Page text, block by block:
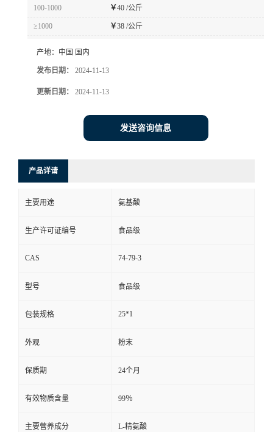
100-1000 ￥40 /公斤
≥1000 ￥38 /公斤
产地： 中国 国内
发布日期： 2024-11-13
更新日期： 2024-11-13
发送咨询信息
产品详请
主要用途 氨基酸
生产许可证编号 食品级
CAS 74-79-3
型号 食品级
包装规格 25*1
外观 粉末
保质期 24个月
有效物质含量 99％
主要营养成分 L-精氨酸